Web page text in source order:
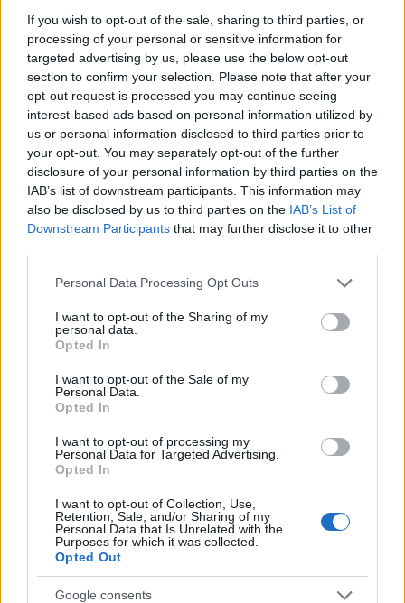
If you wish to opt-out of the sale, sharing to third parties, or
processing of your personal or sensitive information for
targeted advertising by us, please use the below opt-out
section to confirm your selection. Please note that after your
opt-out request is processed you may continue seeing
interest-based ads based on personal information utilized by
us or personal information disclosed to third parties prior to
your opt-out. You may separately opt-out of the further
disclosure of your personal information by third parties on the
IAB’s list of downstream participants. This information may
also be disclosed by us to third parties on the IAB’s List of
Downstream Participants that may further disclose it to other
Please note that this website/app uses one or more Google
not limited to your visit or usage behaviour. You may click to
grant or deny consent to Google and its third-party tags to
use your data for below specified purposes in below Google
consent section.
Personal Data Processing Opt Outs
I want to opt-out of the Sharing of my
personal data.
Opted In
I want to opt-out of the Sale of my
Personal Data.
Opted In
I want to opt-out of processing my
Personal Data for Targeted Advertising.
Opted In
I want to opt-out of Collection, Use,
Retention, Sale, and/or Sharing of my
Personal Data that Is Unrelated with the
Purposes for which it was collected.
Opted Out
Google consents
Inviaci le tue segnalazioni,
i tuoi video e le tue foto
Su WhatsApp al numero +39
345 356 7512
Ricevi le nostre ultime news
daGoogle News
Condividi l'articolo
F
a
ce
b
o
o
k
T
it
te
r
Pi
te
st
W
at
A
p
p
S
a
Articolo precedente
NOTIZIE RECENTI